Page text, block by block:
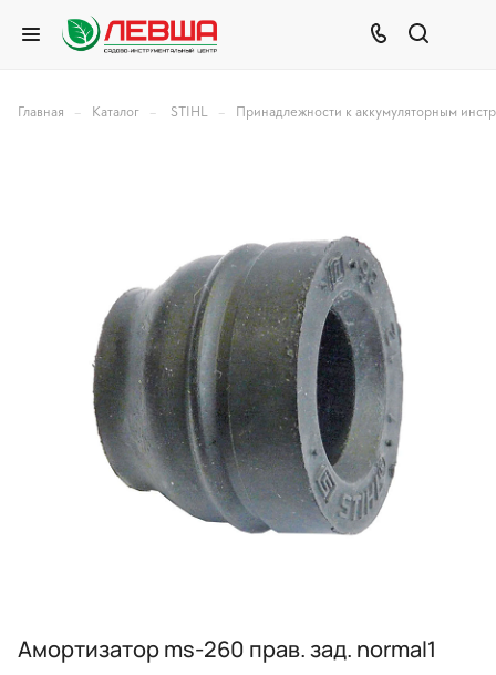
Главная – Каталог – STIHL – Принадлежности к аккумуляторным
Амортизатор ms-260 прав. зад. normal1